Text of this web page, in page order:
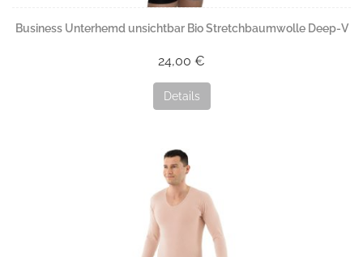
Business Unterhemd unsichtbar Bio Stretchbaumwolle Deep-V
24,00 €
Details